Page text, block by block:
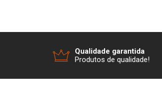
Qualidade garantida
Produtos de qualidade!